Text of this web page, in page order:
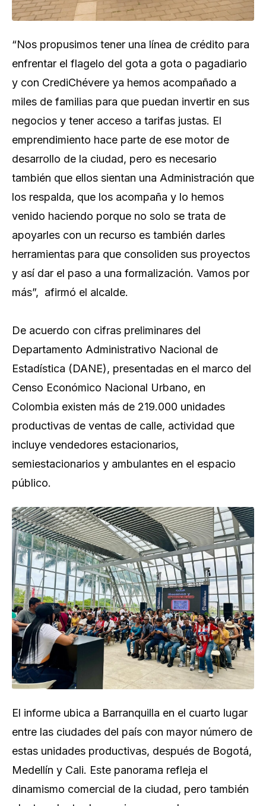
“Nos propusimos tener una línea de crédito para
enfrentar el flagelo del gota a gota o pagadiario
y con CrediChévere ya hemos acompañado a
miles de familias para que puedan invertir en sus
negocios y tener acceso a tarifas justas. El
emprendimiento hace parte de ese motor de
desarrollo de la ciudad, pero es necesario
también que ellos sientan una Administración que
los respalda, que los acompaña y lo hemos
venido haciendo porque no solo se trata de
apoyarles con un recurso es también darles
herramientas para que consoliden sus proyectos
y así dar el paso a una formalización. Vamos por
más”, afirmó el alcalde.
De acuerdo con cifras preliminares del
Departamento Administrativo Nacional de
Estadística (DANE), presentadas en el marco del
Censo Económico Nacional Urbano, en
Colombia existen más de 219.000 unidades
productivas de ventas de calle, actividad que
incluye vendedores estacionarios,
semiestacionarios y ambulantes en el espacio
público.
El informe ubica a Barranquilla en el cuarto lugar
entre las ciudades del país con mayor número de
estas unidades productivas, después de Bogotá,
Medellín y Cali. Este panorama refleja el
dinamismo comercial de la ciudad, pero también